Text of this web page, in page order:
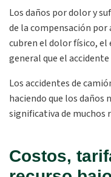
Los daños por dolor y
de la compensación por
cubren el dolor físico,
general que el
Los accidentes de
haciendo que los daños
significativa de muchos
Costos,